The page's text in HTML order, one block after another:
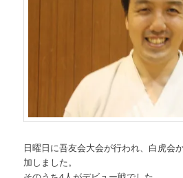
日曜日に吾友会大会が行われ、白虎会
加しました。